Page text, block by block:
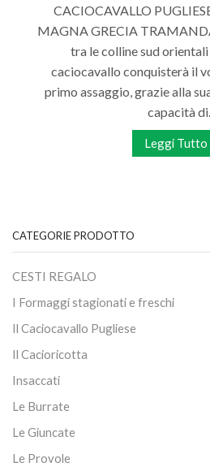
CACIOCAVALLO
MAGNA GRECIA
tra le colline sud
caciocavallo conquisterà il
primo assaggio, grazie alla
capacità
Leggi Tutto
CATEGORIE PRODOTTO
CESTI REGALO
I Formaggi stagionati e freschi
Il Caciocavallo Pugliese
Il Cacioricotta
Insaccati
Le Burrate
Le Giuncate
Le Provole